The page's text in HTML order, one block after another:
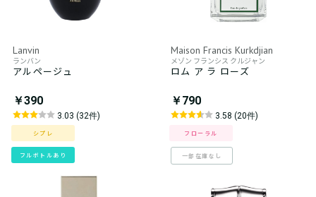
Lanvin
ランバン
アルページュ
￥390
3.03 (32件)
シプレ
フルボトルあり
Maison Francis Kurkdjian
メゾン フランシス クルジャン
ロム ア ラ ローズ
￥790
3.58 (20件)
フローラル
一部在庫なし